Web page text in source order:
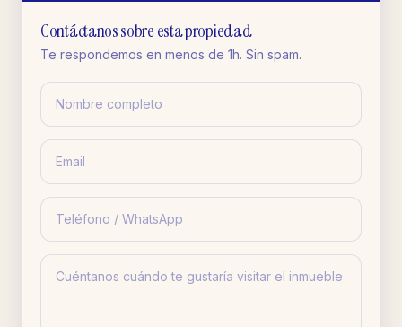
Contáctanos sobre esta propiedad
Te respondemos en menos de 1h. Sin spam.